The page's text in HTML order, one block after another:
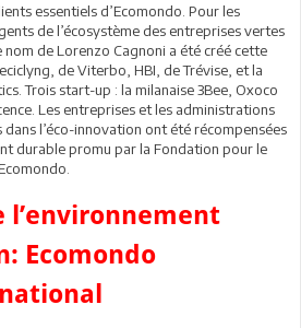
essentiels d’Ecomondo. Pour les
de l’écosystème des entreprises vertes
de Lorenzo Cagnoni a été créé cette
de Viterbo, HBI, de Trévise, et la
Trois start-up : la milanaise 3Bee, Oxoco
Les entreprises et les administrations
l’éco-innovation ont été récompensées
durable promu par la Fondation pour le
l’environnement
Ecomondo